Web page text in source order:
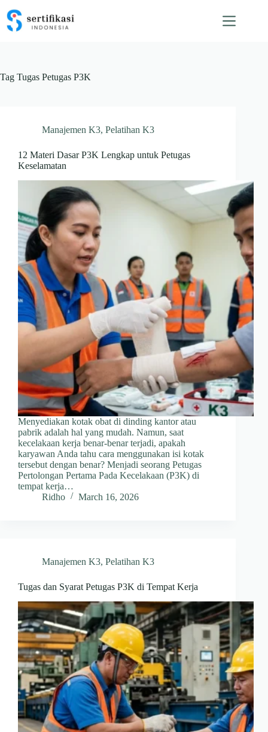
content
Tag Tugas Petugas P3K
Manajemen K3, Pelatihan K3
12 Materi Dasar P3K Lengkap untuk Petugas
Keselamatan
Menyediakan kotak obat di dinding kantor atau
pabrik adalah hal yang mudah. Namun, saat
kecelakaan kerja benar-benar terjadi, apakah
karyawan Anda tahu cara menggunakan isi kotak
tersebut dengan benar? Menjadi seorang Petugas
Pertolongan Pertama Pada Kecelakaan (P3K) di
tempat kerja…
Ridho
March 16, 2026
Manajemen K3, Pelatihan K3
Tugas dan Syarat Petugas P3K di Tempat Kerja